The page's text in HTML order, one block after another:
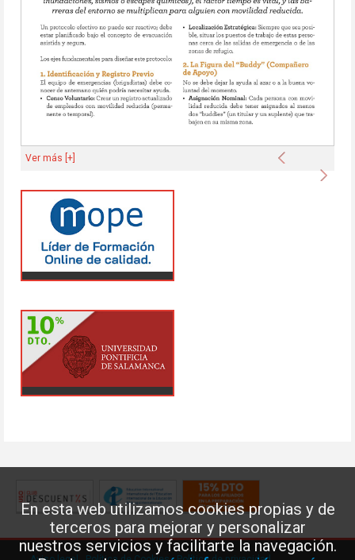
En esta web utilizamos cookies propias y de
terceros para mejorar y personalizar
nuestros servicios y facilitarte la navegación.
Anterior
Ver más [+]